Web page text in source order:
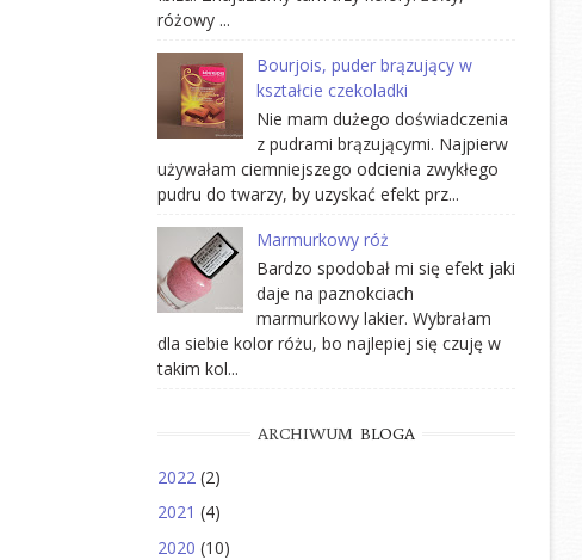
różowy ...
Bourjois, puder brązujący w
kształcie czekoladki
Nie mam dużego doświadczenia
z pudrami brązującymi. Najpierw
używałam ciemniejszego odcienia zwykłego
pudru do twarzy, by uzyskać efekt prz...
Marmurkowy róż
Bardzo spodobał mi się efekt jaki
daje na paznokciach
marmurkowy lakier. Wybrałam
dla siebie kolor różu, bo najlepiej się czuję w
takim kol...
ARCHIWUM BLOGA
2022 (2)
2021 (4)
2020 (10)